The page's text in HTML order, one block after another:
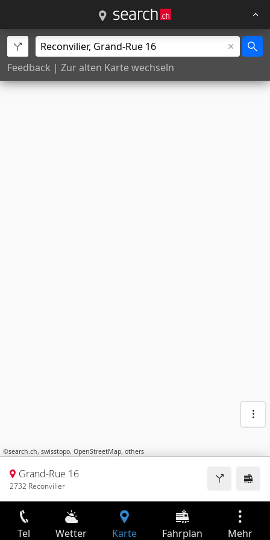
Feedback | Zur alten Karte wechseln
©search.ch, swisstopo, OpenStreetMap, others
Grand-Rue 16
2732 Reconvilier
Tel Wetter Karte Fahrplan Mehr